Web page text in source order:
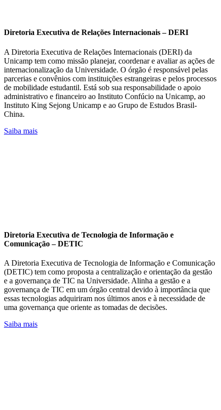
Diretoria Executiva de Relações Internacionais – DERI
A Diretoria Executiva de Relações Internacionais (DERI) da
Unicamp tem como missão planejar, coordenar e avaliar as ações de
internacionalização da Universidade. O órgão é responsável pelas
parcerias e convênios com instituições estrangeiras e pelos processos
de mobilidade estudantil. Está sob sua responsabilidade o apoio
administrativo e financeiro ao Instituto Confúcio na Unicamp, ao
Instituto King Sejong Unicamp e ao Grupo de Estudos Brasil-
China.
Saiba mais
Diretoria Executiva de Tecnologia de Informação e
Comunicação – DETIC
A Diretoria Executiva de Tecnologia de Informação e Comunicação
(DETIC) tem como proposta a centralização e orientação da gestão
e a governança de TIC na Universidade. Alinha a gestão e a
governança de TIC em um órgão central devido à importância que
essas tecnologias adquiriram nos últimos anos e à necessidade de
uma governança que oriente as tomadas de decisões.
Saiba mais